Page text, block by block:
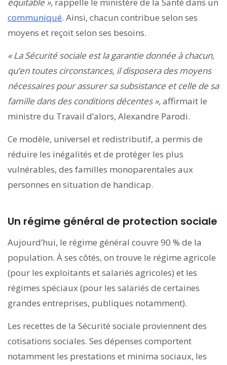
équitable », rappelle le ministère de la Santé dans un
communiqué. Ainsi, chacun contribue selon ses
moyens et reçoit selon ses besoins.
« La Sécurité sociale est la garantie donnée à chacun,
qu’en toutes circonstances, il disposera des moyens
nécessaires pour assurer sa subsistance et celle de sa
famille dans des conditions décentes »,affirmait le
ministre du Travail d’alors, Alexandre Parodi.
Ce modèle, universel et redistributif, a permis de
réduire les inégalités et de protéger les plus
vulnérables, des familles monoparentales aux
personnes en situation de handicap.
Un régime général de protection sociale
Aujourd’hui, le régime général couvre 90 % de la
population. À ses côtés, on trouve le régime agricole
(pour les exploitants et salariés agricoles) et les
régimes spéciaux (pour les salariés de certaines
grandes entreprises, publiques notamment).
Les recettes de la Sécurité sociale proviennent des
cotisations sociales. Ses dépenses comportent
notamment les prestations et minima sociaux, les